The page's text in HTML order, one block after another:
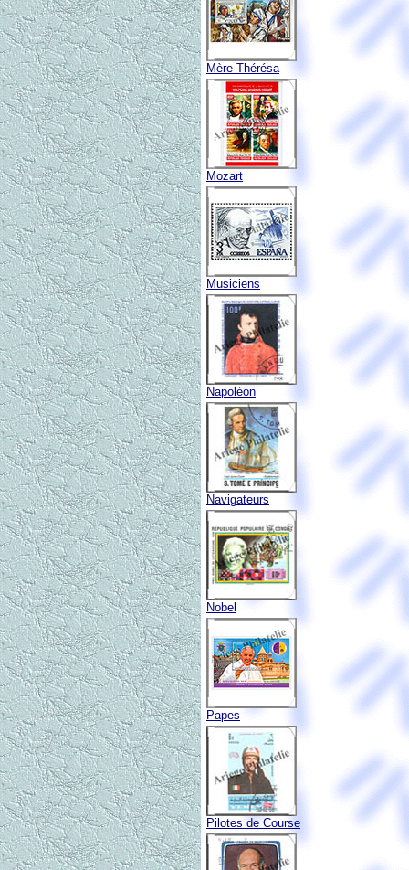
Mère Thérésa
Mozart
Musiciens
Napoléon
Navigateurs
Nobel
Papes
Pilotes de Course